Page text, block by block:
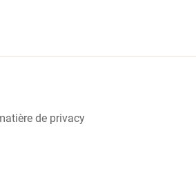
de privacy